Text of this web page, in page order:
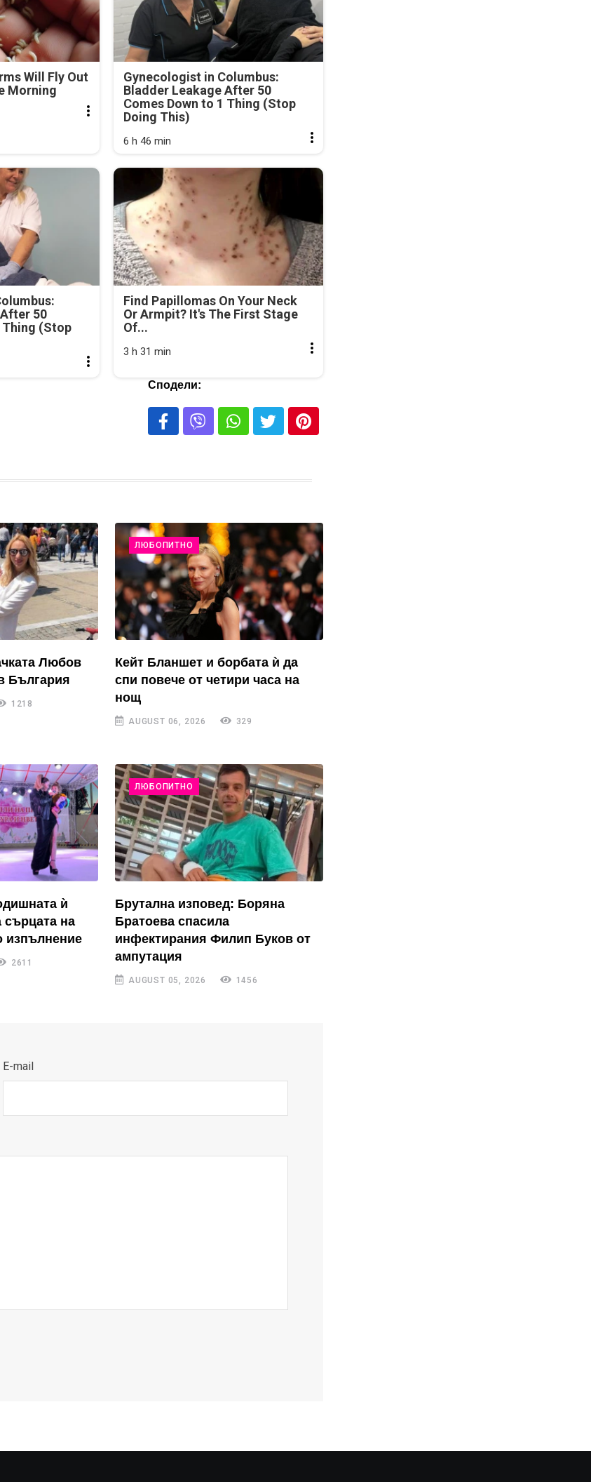
Will Fly Out
Morning
Gynecologist in Columbus:
Bladder Leakage After 50
Comes Down to 1 Thing (Stop
Doing This)
6 h 46 min
50
Thing (Stop
Find Papillomas On Your Neck
Or Armpit? It's The First Stage
Of...
3 h 31 min
Сподели:
Любов
България
1218
ЛЮБОПИТНО
Кейт Бланшет и борбата ѝ да
спи повече от четири часа на
нощ
AUGUST 06, 2026 329
ѝ
сърцата на
изпълнение
2611
ЛЮБОПИТНО
Брутална изповед: Боряна
Братоева спасила
инфектирания Филип Буков от
ампутация
AUGUST 05, 2026 1456
E-mail